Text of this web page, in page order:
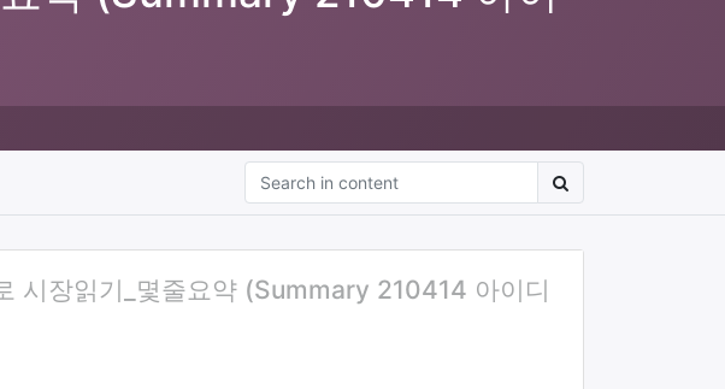
시장읽기_몇줄요약 (Summary 210414 아이디